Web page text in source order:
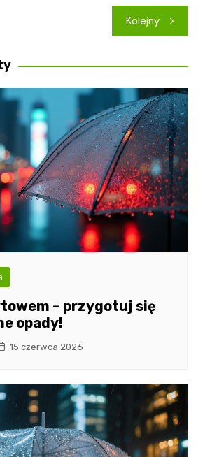
Kolejny
– przygotuj się
opady!
15 czerwca 2026